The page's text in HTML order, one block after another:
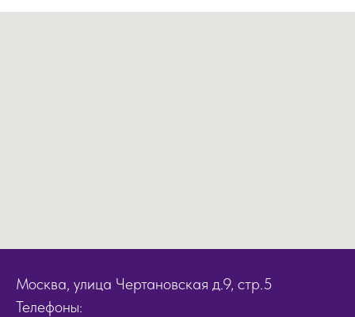
Москва, улица Чертановская д.9, стр.5
Телефоны: